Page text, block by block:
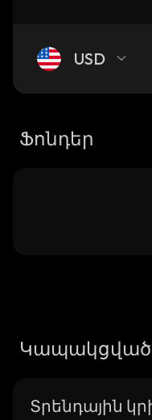
USD
Ֆոնդեր
Կապակցված
Տրենդային